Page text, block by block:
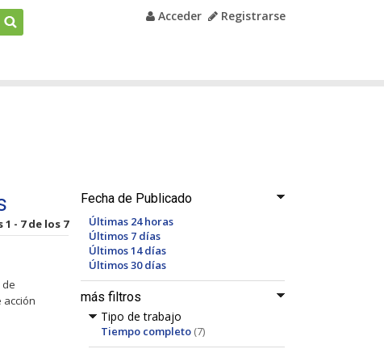
Acceder Registrarse
Fecha de Publicado
Últimas 24 horas
Últimos 7 días
Últimos 14 días
Últimos 30 días
más filtros
Tipo de trabajo
Tiempo completo (7)
1 - 7 de los 7
de
acción